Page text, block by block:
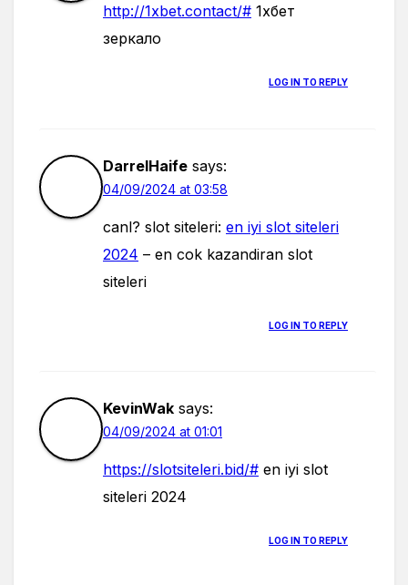
http://1xbet.contact/# 1хбет
зеркало
LOG IN TO REPLY
DarrelHaife says:
04/09/2024 at 03:58
canl? slot siteleri: en iyi slot siteleri
2024 – en cok kazandiran slot
siteleri
LOG IN TO REPLY
KevinWak says:
04/09/2024 at 01:01
https://slotsiteleri.bid/# en iyi slot
siteleri 2024
LOG IN TO REPLY